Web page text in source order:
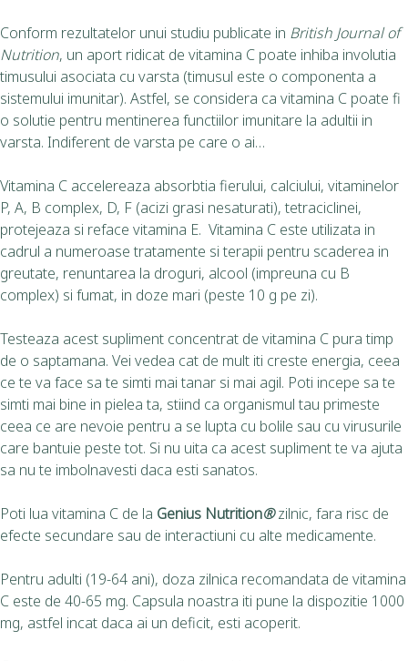
Conform rezultatelor unui studiu publicate in British Journal of
Nutrition, un aport ridicat de vitamina C poate inhiba involutia
timusului asociata cu varsta (timusul este o componenta a
sistemului imunitar). Astfel, se considera ca vitamina C poate fi
o solutie pentru mentinerea functiilor imunitare la adultii in
varsta. Indiferent de varsta pe care o ai…
Vitamina C accelereaza absorbtia fierului, calciului, vitaminelor
P, A, B complex, D, F (acizi grasi nesaturati), tetraciclinei,
protejeaza si reface vitamina E. Vitamina C este utilizata in
cadrul a numeroase tratamente si terapii pentru scaderea in
greutate, renuntarea la droguri, alcool (impreuna cu B
complex) si fumat, in doze mari (peste 10 g pe zi).
Testeaza acest supliment concentrat de vitamina C pura timp
de o saptamana. Vei vedea cat de mult iti creste energia, ceea
ce te va face sa te simti mai tanar si mai agil. Poti incepe sa te
simti mai bine in pielea ta, stiind ca organismul tau primeste
ceea ce are nevoie pentru a se lupta cu bolile sau cu virusurile
care bantuie peste tot. Si nu uita ca acest supliment te va ajuta
sa nu te imbolnavesti daca esti sanatos.
Poti lua vitamina C de la Genius Nutrition®zilnic, fara risc de
efecte secundare sau de interactiuni cu alte medicamente.
Pentru adulti (19-64 ani), doza zilnica recomandata de vitamina
C este de 40-65 mg. Capsula noastra iti pune la dispozitie 1000
mg, astfel incat daca ai un deficit, esti acoperit.